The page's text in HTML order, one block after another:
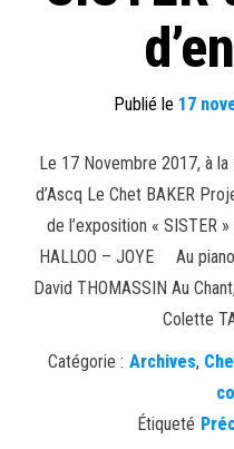
Publié le 17
Le 17 Novembre 2017, à la
d’Ascq Le Chet BAKER
de l’exposition « SISTER
HALLOO – JOYE Au
David THOMASSIN Au
Colette
Catégorie : Archives,
Étiqueté